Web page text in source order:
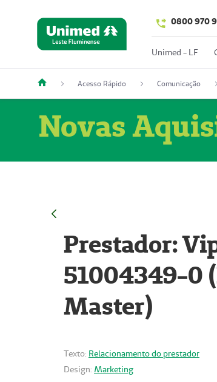
0800 970
Unimed - LF
Acesso Rápido Comunicação
Novas
Prestador:
51004349-0
Master)
Texto: Relacionamento do prestador
Design: Marketing